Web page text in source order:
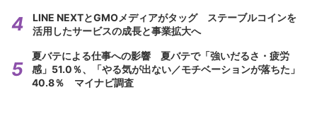
LINE NEXTとGMOメディアがタッグ ステーブルコインを
活用したサービスの成長と事業拡大へ
夏バテによる仕事への影響 夏バテで「強いだるさ・疲労
感」51.0％、「やる気が出ない／モチベーションが落ちた」
40.8％ マイナビ調査